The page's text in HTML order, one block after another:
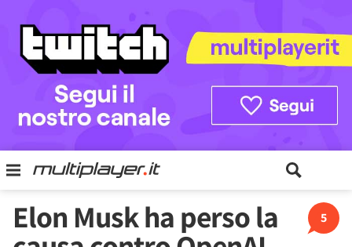
5
Elon Musk ha perso la